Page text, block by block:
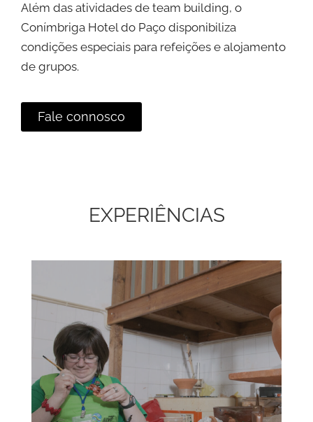
Além das atividades de team building, o
Conímbriga Hotel do Paço disponibiliza
condições especiais para refeições e alojamento
de grupos.
Fale connosco
EXPERIÊNCIAS